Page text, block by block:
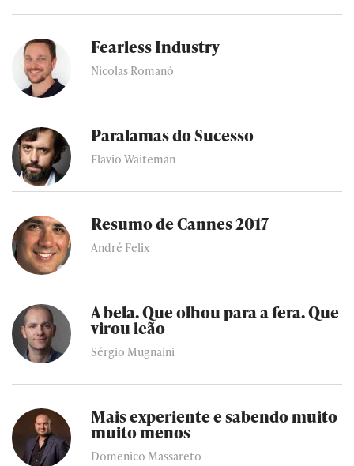
Fearless Industry
Nicolas Romanó
Paralamas do Sucesso
Flavio Waiteman
Resumo de Cannes 2017
André Felix
A bela. Que olhou para a fera. Que
virou leão
Sérgio Mugnaini
Mais experiente e sabendo muito
muito menos
Domenico Massareto